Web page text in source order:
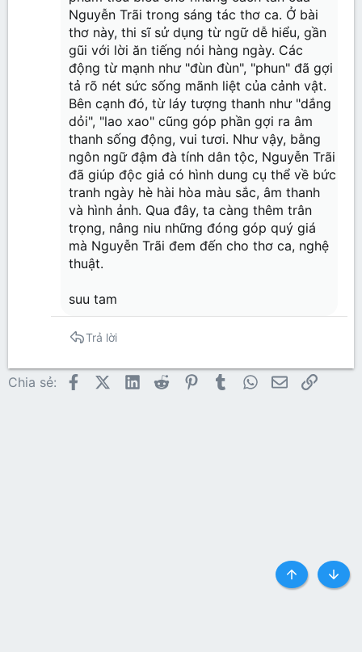
Nguyễn Trãi trong sáng tác thơ ca. Ở bài
thơ này, thi sĩ sử dụng từ ngữ dễ hiểu, gần
gũi với lời ăn tiếng nói hàng ngày. Các
động từ mạnh như "đùn đùn", "phun" đã gợi
tả rõ nét sức sống mãnh liệt của cảnh vật.
Bên cạnh đó, từ láy tượng thanh như "dắng
dỏi", "lao xao" cũng góp phần gợi ra âm
thanh sống động, vui tươi. Như vậy, bằng
ngôn ngữ đậm đà tính dân tộc, Nguyễn Trãi
đã giúp độc giả có hình dung cụ thể về bức
tranh ngày hè hài hòa màu sắc, âm thanh
và hình ảnh. Qua đây, ta càng thêm trân
trọng, nâng niu những đóng góp quý giá
mà Nguyễn Trãi đem đến cho thơ ca, nghệ
thuật.
suu tam
Trả lời
Chia sẻ: FacebookX (Twitter)
LinkedInReddit Pinterest
TumblrWhatsApp
EmailLink
Top